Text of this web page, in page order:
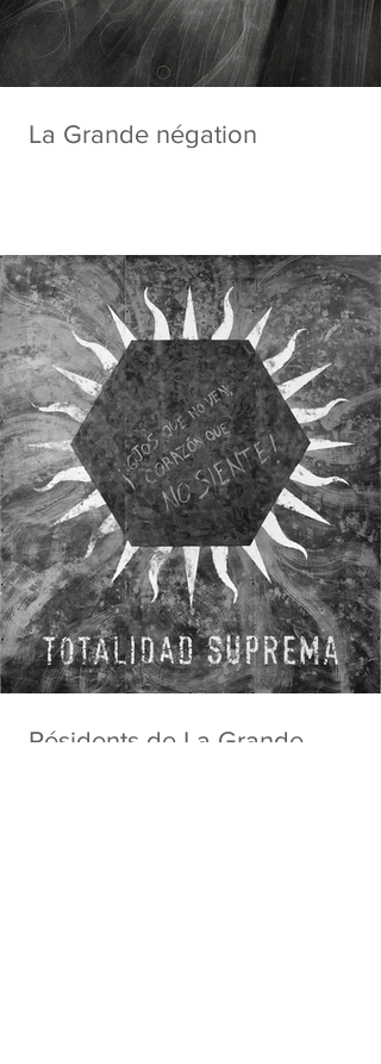
La Grande négation
Résidents de La Grande